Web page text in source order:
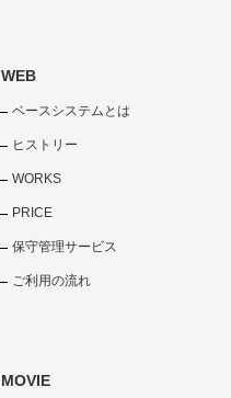
WEB
ベースシステムとは
ヒストリー
WORKS
PRICE
保守管理サービス
ご利用の流れ
MOVIE